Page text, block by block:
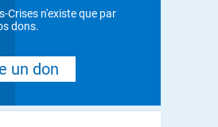
Crises n'existe que par
dons.
un don